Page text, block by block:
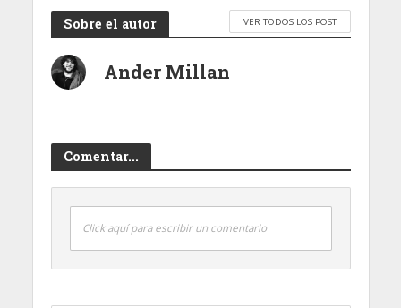
Sobre el autor VER TODOS LOS POST
Ander Millan
Comentar...
Click aquí para escribir un comentario